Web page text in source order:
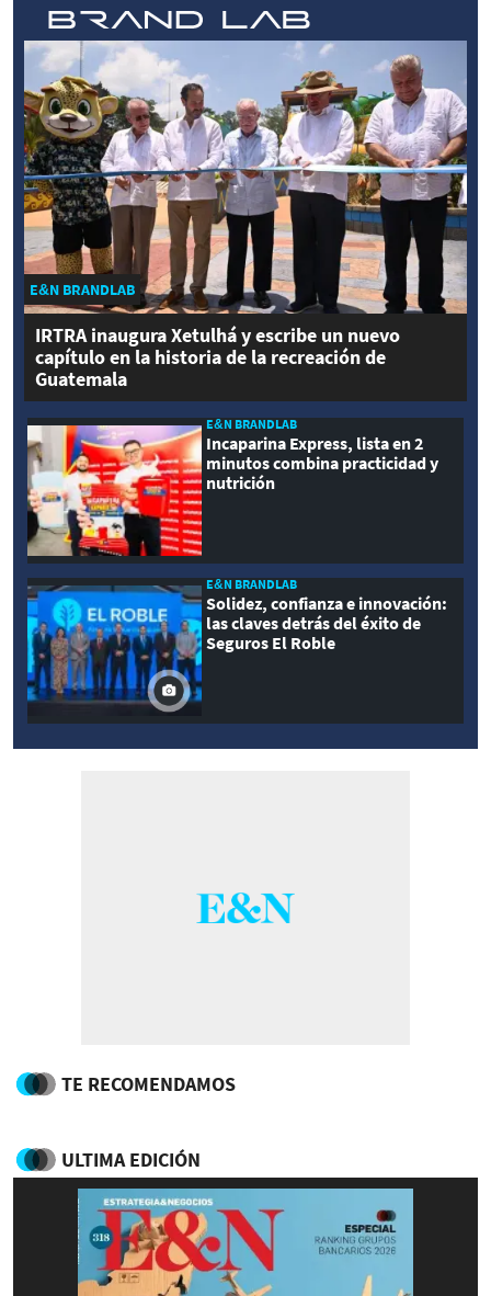
E&N BRANDLAB
IRTRA inaugura Xetulhá y escribe un nuevo
capítulo en la historia de la recreación de
Guatemala
E&N BRANDLAB
Incaparina Express, lista en 2
minutos combina practicidad y
nutrición
E&N BRANDLAB
Solidez, confianza e innovación:
las claves detrás del éxito de
Seguros El Roble
TE RECOMENDAMOS
ULTIMA EDICIÓN